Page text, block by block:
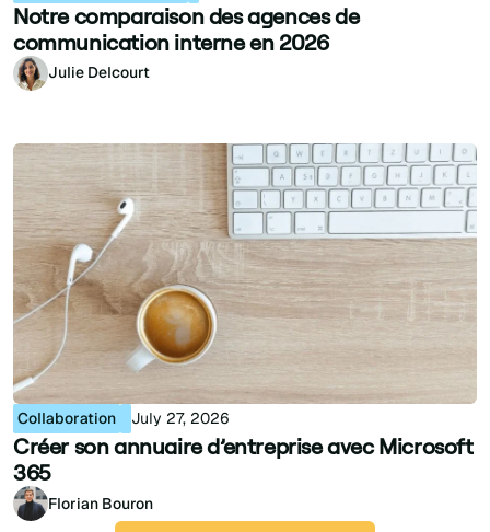
Notre comparaison des agences de
communication interne en 2026
Julie Delcourt
Collaboration July 27, 2026
Créer son annuaire d’entreprise avec Microsoft
365
Florian Bouron